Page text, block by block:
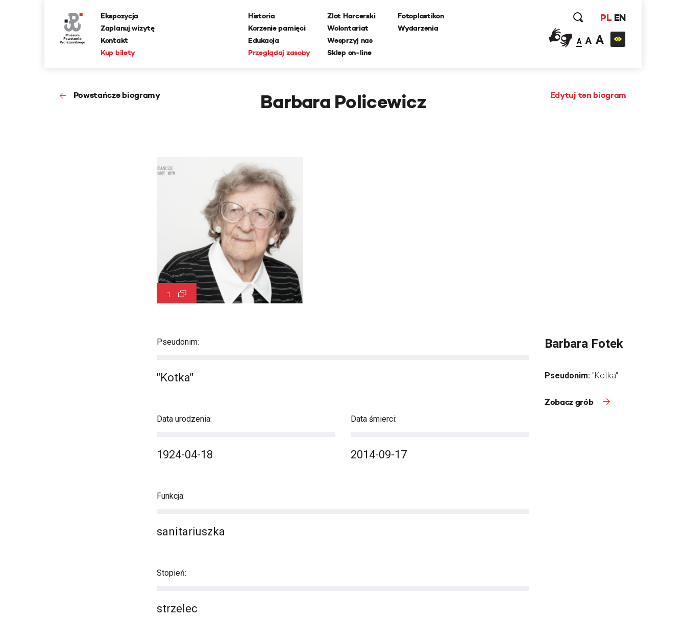
Ekspozycja
Zaplanuj wizytę
Kontakt
Kup bilety
Historia
Korzenie pamięci
Edukacja
Przeglądaj zasoby
Zlot Harcerski
Wolontariat
Wesprzyj nas
Sklep on-line
Fotoplastikon
Wydarzenia
PL EN
A A A
Powstańcze biogramy Edytuj ten biogram
Barbara Policewicz
1
Pseudonim:
"Kotka"
Data urodzenia:
1924-04-18
Data śmierci:
2014-09-17
Funkcja:
sanitariuszka
Stopień:
strzelec
Barbara Fotek
Pseudonim: "Kotka"
Zobacz grób